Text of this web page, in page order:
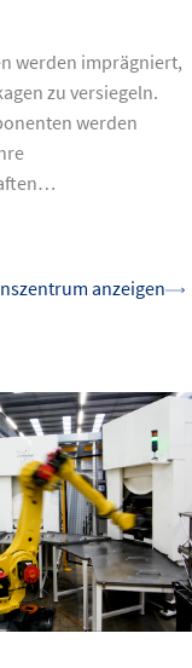
werden imprägniert,
zu versiegeln.
werden
anzeigen